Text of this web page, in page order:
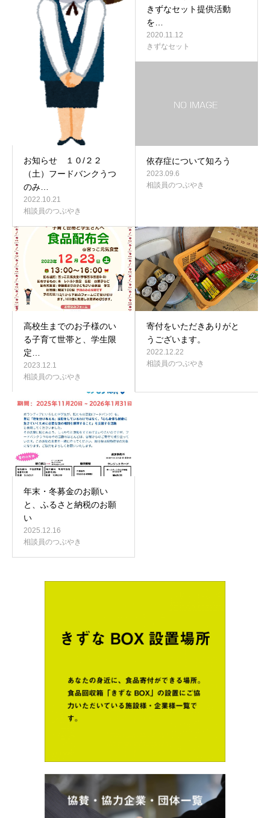
お知らせ １０/２２
（土）フードバンクうつ
のみ…
2022.10.21
相談員のつぶやき
きずなセット提供活動
を…
2020.11.12
きずなセット
依存症について知ろう
2023.09.6
相談員のつぶやき
高校生までのお子様のい
る子育て世帯と、学生限
定…
2023.12.1
相談員のつぶやき
寄付をいただきありがと
うございます。
2022.12.22
相談員のつぶやき
年末・冬募金のお願い
と、ふるさと納税のお願
い
2025.12.16
相談員のつぶやき